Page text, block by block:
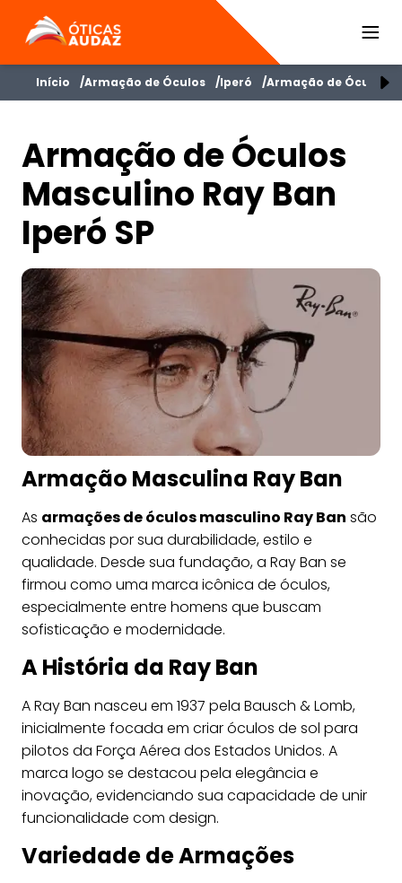
ÓTICAS AUDAZ
Início Armação de Óculos Iperó Armação de Óculos
Armação de Óculos
Masculino Ray Ban
Iperó SP
Armação Masculina Ray Ban
As armações de óculos masculino Ray Ban são
conhecidas por sua durabilidade, estilo e
qualidade. Desde sua fundação, a Ray Ban se
firmou como uma marca icônica de óculos,
especialmente entre homens que buscam
sofisticação e modernidade.
A História da Ray Ban
A Ray Ban nasceu em 1937 pela Bausch & Lomb,
inicialmente focada em criar óculos de sol para
pilotos da Força Aérea dos Estados Unidos. A
marca logo se destacou pela elegância e
inovação, evidenciando sua capacidade de unir
funcionalidade com design.
Variedade de Armações